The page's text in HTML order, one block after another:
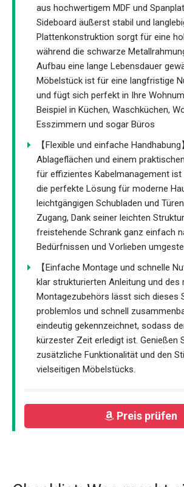
aus hochwertigem MDF und
Sideboard äußerst stabil und
Plattenkonstruktion sorgt für eine
während die schwarze
Aufbau eine lange Lebensdauer
Möbelstück ist für eine langfristige
und fügt sich perfekt in Ihre
Beispiel in Küchen, Waschküchen,
Esszimmern und sogar Büros
【Flexible und einfache
Ablageflächen und einem
für effizientes Kabelmanagement ist
die perfekte Lösung für moderne
leichtgängigen Schubladen und
Zugang, Dank seiner leichten
freistehende Schrank ganz einfach
Bedürfnissen und Vorlieben
【Einfache Montage und schnelle
klar strukturierten Anleitung und des
Montagezubehörs lässt sich dieses
problemlos und schnell
eindeutig gekennzeichnet, sodass
kürzester Zeit erledigt ist. Genießen
zusätzliche Funktionalität und den
vielseitigen Möbelstücks.
Preis prüfen